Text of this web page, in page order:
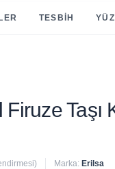
TESBIH
Firuze Taşı
Marka: Erilsa